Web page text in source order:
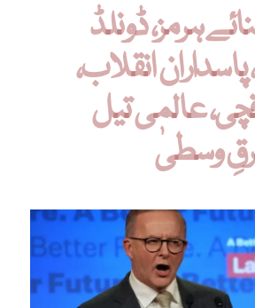
ہرمز، ڈونلڈ
پاسداران انقلاب،
عالمی تیل
وسطیٰ